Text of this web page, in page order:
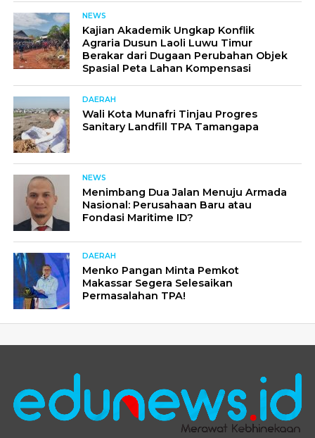
NEWS
Kajian Akademik Ungkap Konflik
Agraria Dusun Laoli Luwu Timur
Berakar dari Dugaan Perubahan Objek
Spasial Peta Lahan Kompensasi
DAERAH
Wali Kota Munafri Tinjau Progres
Sanitary Landfill TPA Tamangapa
NEWS
Menimbang Dua Jalan Menuju Armada
Nasional: Perusahaan Baru atau
Fondasi Maritime ID?
DAERAH
Menko Pangan Minta Pemkot
Makassar Segera Selesaikan
Permasalahan TPA!